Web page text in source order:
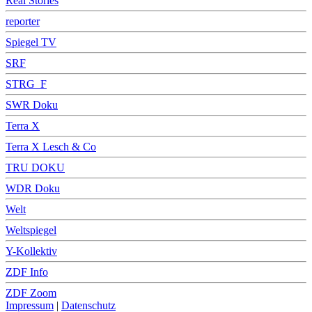
reporter
Spiegel TV
SRF
STRG_F
SWR Doku
Terra X
Terra X Lesch & Co
TRU DOKU
WDR Doku
Welt
Weltspiegel
Y-Kollektiv
ZDF Info
ZDF Zoom
Impressum | Datenschutz